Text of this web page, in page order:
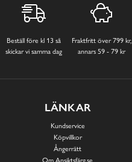
Beställ före kl 13 så
skickar vi samma dag
Fraktfritt över 799 kr,
annars 59 - 79 kr
LÄNKAR
Kundservice
Köpvillkor
Ångerrätt
Om Ansiktsfärg.se